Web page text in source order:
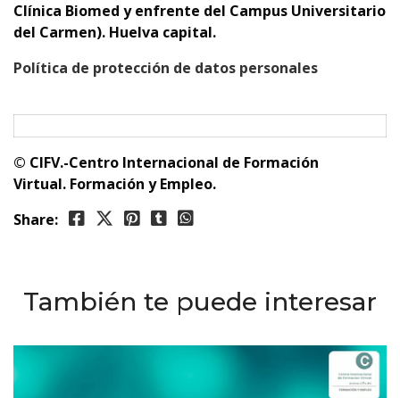
Clínica Biomed y enfrente del Campus Universitario
del Carmen). Huelva capital.
Política de protección de datos personales
© CIFV.-Centro Internacional de Formación
Virtual. Formación y Empleo.
Share:
También te puede interesar